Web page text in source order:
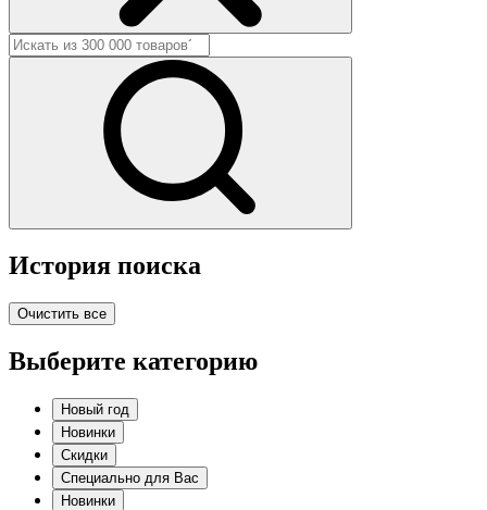
История поиска
Очистить все
Выберите категорию
Новый год
Новинки
Скидки
Специально для Вас
Новинки